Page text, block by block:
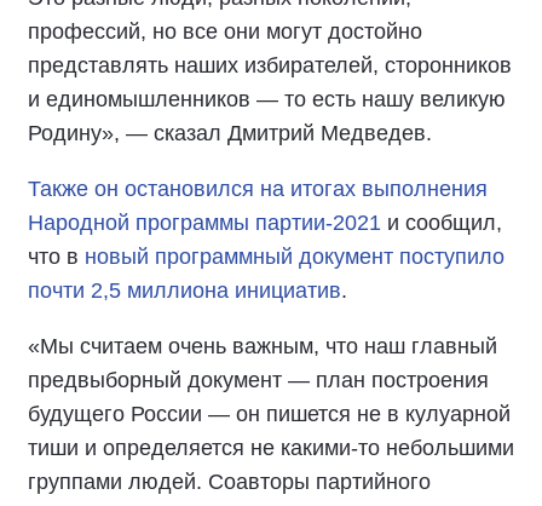
профессий, но все они могут достойно
представлять наших избирателей, сторонников
и единомышленников — то есть нашу великую
Родину», — сказал Дмитрий Медведев.
Также он остановился на итогах выполнения
Народной программы партии-2021 и сообщил,
что в новый программный документ поступило
почти 2,5 миллиона инициатив.
«Мы считаем очень важным, что наш главный
предвыборный документ — план построения
будущего России — он пишется не в кулуарной
тиши и определяется не какими-то небольшими
группами людей. Соавторы партийного